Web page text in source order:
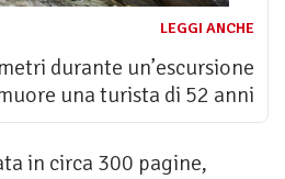
LEGGI ANCHE
durante un’escursione
una turista di 52 anni
in circa 300 pagine,